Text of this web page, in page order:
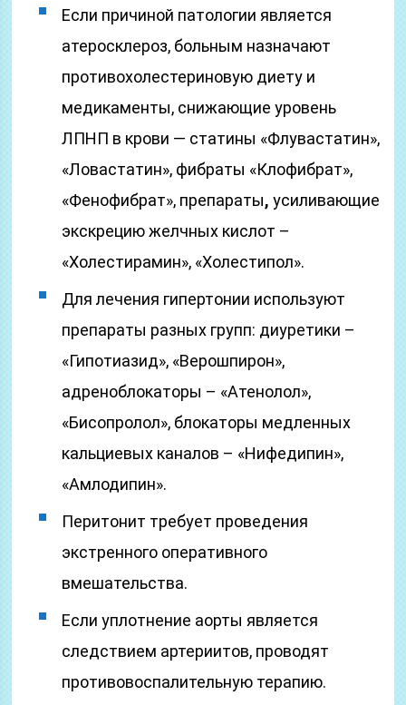
Если причиной патологии является
атеросклероз, больным назначают
противохолестериновую диету и
медикаменты, снижающие уровень
ЛПНП в крови — статины «Флувастатин»,
«Ловастатин», фибраты «Клофибрат»,
«Фенофибрат», препараты, усиливающие
экскрецию желчных кислот –
«Холестирамин», «Холестипол».
Для лечения гипертонии используют
препараты разных групп: диуретики –
«Гипотиазид», «Верошпирон»,
адреноблокаторы – «Атенолол»,
«Бисопролол», блокаторы медленных
кальциевых каналов – «Нифедипин»,
«Амлодипин».
Перитонит требует проведения
экстренного оперативного
вмешательства.
Если уплотнение аорты является
следствием артериитов, проводят
противовоспалительную терапию.